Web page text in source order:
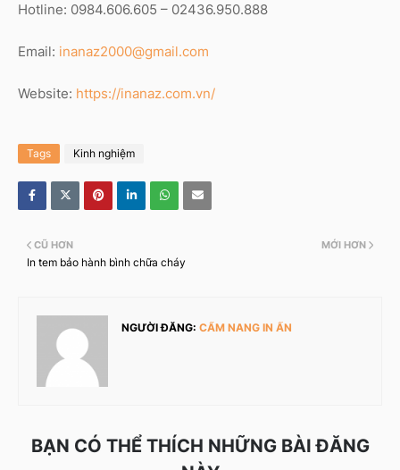
Hotline: 0984.606.605 – 02436.950.888
Email: inanaz2000@gmail.com
Website: https://inanaz.com.vn/
Tags Kinh nghiệm
MỚI HƠN
CŨ HƠN
In tem bảo hành bình chữa cháy
NGƯỜI ĐĂNG: CẨM NANG IN ẤN
BẠN CÓ THỂ THÍCH NHỮNG BÀI ĐĂNG